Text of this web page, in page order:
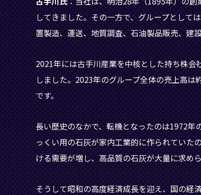
してきました。その一方で、グループとして
置製造、運送、地質調査、石油製品販売、建
2021年には古手川産業を中核とした持ち株
しました。2023年のグループ全体の売上高
です。
長い歴史のなかで、転機となったのは1972
っくい用の石灰が家内工業的に作られていた
ける需要が増し、高品質の石灰が大量に求め
そうして昭和の高度経済成長を迎え、国の経